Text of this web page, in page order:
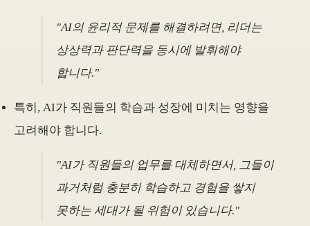
"AI의 윤리적 문제를 해결하려면, 리더는
상상력과 판단력을 동시에 발휘해야
합니다."
특히, AI가 직원들의 학습과 성장에 미치는 영향을
고려해야 합니다.
"AI가 직원들의 업무를 대체하면서, 그들이
과거처럼 충분히 학습하고 경험을 쌓지
못하는 세대가 될 위험이 있습니다."